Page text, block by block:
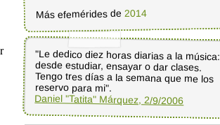
Más efemérides de 2014
"Le dedico diez horas diarias a la música:
desde estudiar, ensayar o dar clases.
Tengo tres días a la semana que me los
reservo para mi".
Daniel "Tatita" Márquez, 2/9/2006